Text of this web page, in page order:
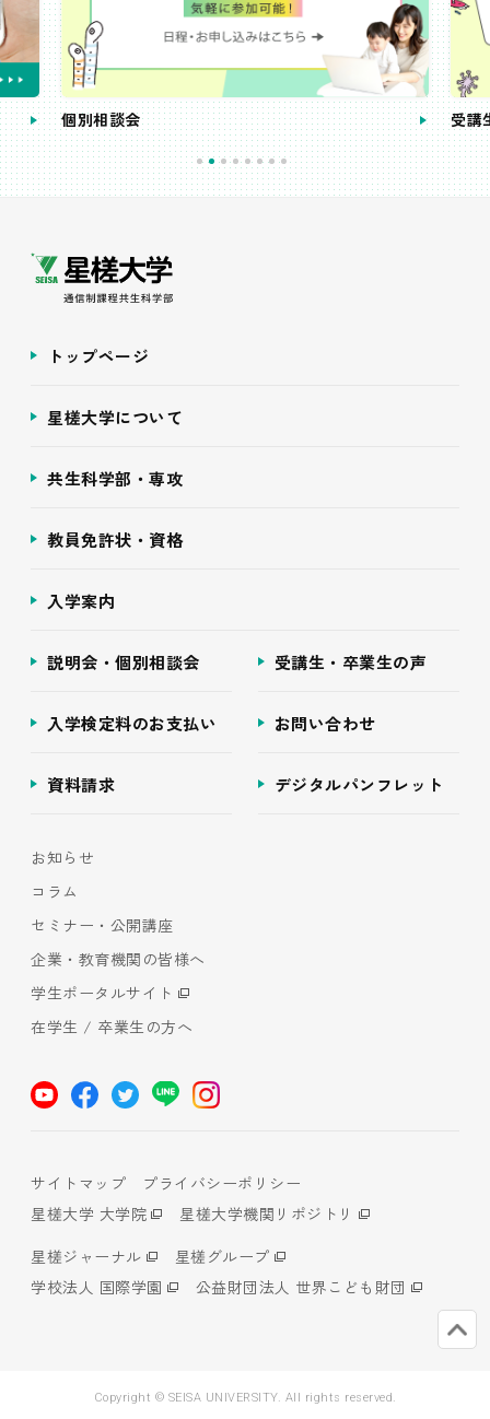
個別相談会 受講
トップページ
星槎大学について
共生科学部・専攻
教員免許状・資格
入学案内
説明会・個別相談会 受講生・卒業生の声
入学検定料のお支払い お問い合わせ
資料請求 デジタルパンフレット
お知らせ
コラム
セミナー・公開講座
企業・教育機関の皆様へ
学生ポータルサイト
在学生 / 卒業生の方へ
サイトマップ
プライバシーポリシー
星槎大学 大学院
星槎大学機関リポジトリ
星槎ジャーナル
星槎グループ
学校法人 国際学園
公益財団法人 世界こども財団
Copyright © SEISA UNIVERSITY. All rights reserved.